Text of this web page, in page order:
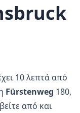
10 λεπτά από
Fürstenweg 180,
από και